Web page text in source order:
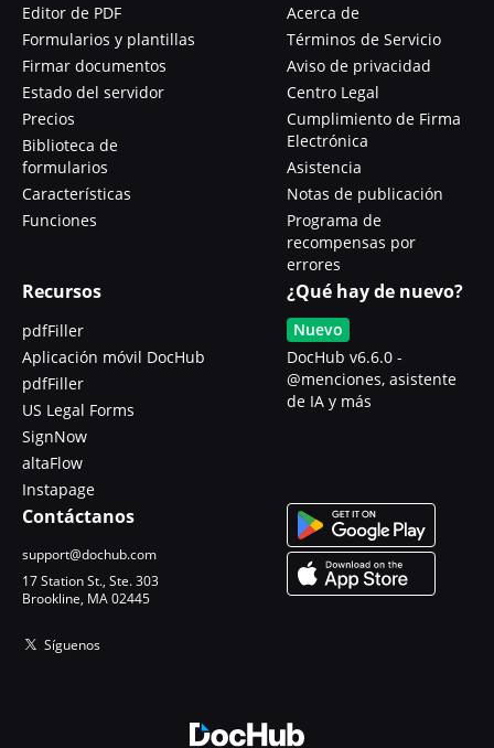
Editor de PDF
Formularios y plantillas
Firmar documentos
Estado del servidor
Precios
Biblioteca de
formularios
Características
Funciones
Acerca de
Términos de Servicio
Aviso de privacidad
Centro Legal
Cumplimiento de Firma
Electrónica
Asistencia
Notas de publicación
Programa de
recompensas por
errores
Recursos
pdfFiller
Aplicación móvil DocHub
pdfFiller
US Legal Forms
SignNow
altaFlow
Instapage
¿Qué hay de nuevo?
Nuevo
DocHub v6.6.0 -
@menciones, asistente
de IA y más
Contáctanos
support@dochub.com
17 Station St., Ste. 303
Brookline, MA 02445
Síguenos